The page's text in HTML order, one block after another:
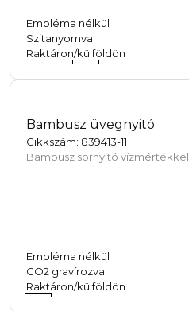
Embléma nélkül
Szitanyomva
Raktáron/külföldön
Bambusz üvegnyitó
Cikkszám: 839413-11
Bambusz sörnyitó vízmértékkel.
Embléma nélkül
CO2 gravírozva
Raktáron/külföldön